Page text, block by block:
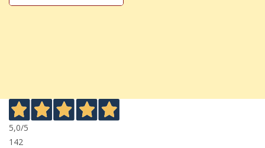
5,0/5
142